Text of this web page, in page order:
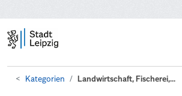
Kategorien Landwirtschaft, Fischerei,...